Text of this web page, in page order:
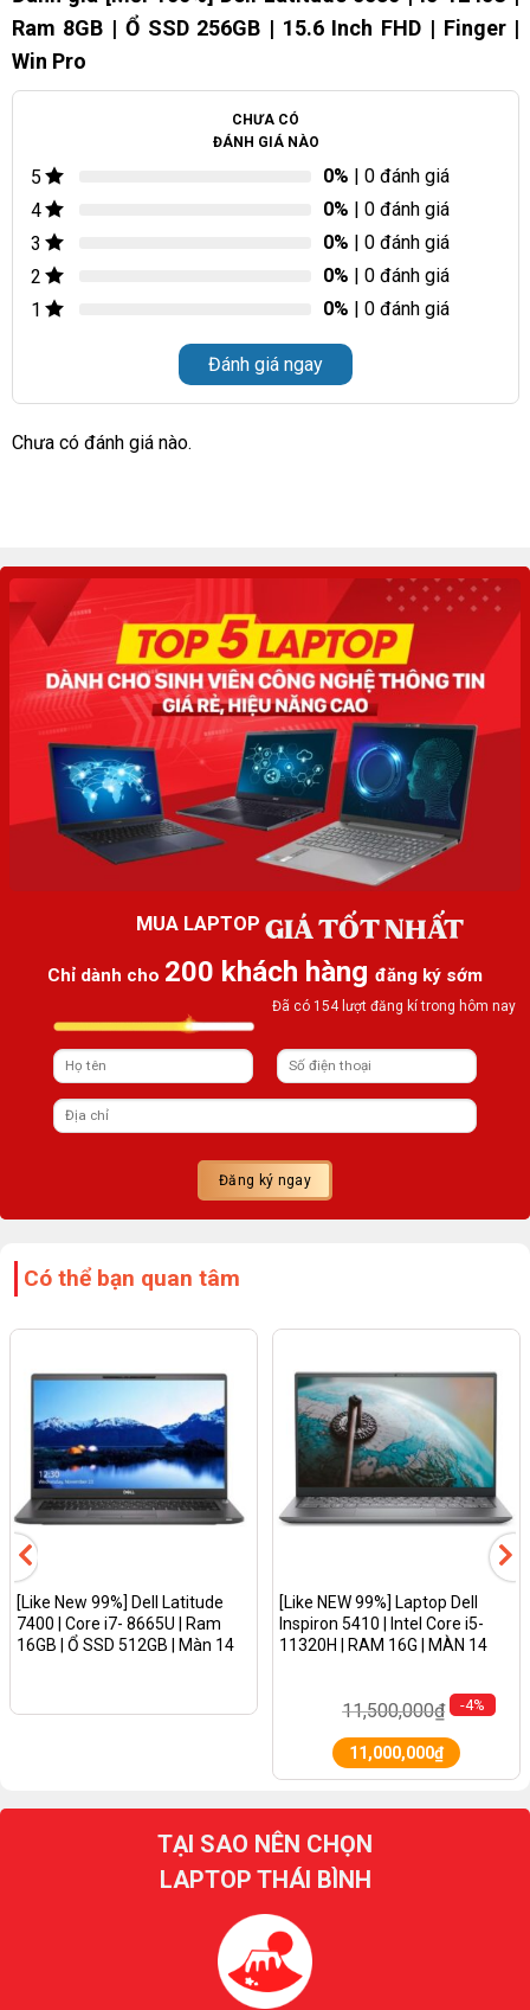
Ram 8GB | Ổ SSD 256GB | 15.6 Inch FHD | Finger |
Win Pro
CHƯA CÓ
ĐÁNH GIÁ NÀO
5 0% | 0 đánh giá
4
0% | 0 đánh giá
3
0% | 0 đánh giá
2
0% | 0 đánh giá
1
0% | 0 đánh giá
Đánh giá ngay
Chưa có đánh giá nào.
MUA LAPTOP GIÁ TỐT NHẤT
Chỉ dành cho 200 khách hàng đăng ký sớm
Đã có 154 lượt đăng kí trong hôm nay
Có thể bạn quan tâm
[Like New 99%] Dell Latitude
7400 | Core i7- 8665U | Ram
16GB | Ổ SSD 512GB | Màn 14
-4%
[Like NEW 99%] Laptop Dell
Inspiron 5410 | Intel Core i5-
11320H | RAM 16G | MÀN 14
11,000,000₫
11,500,000₫
TẠI SAO NÊN CHỌN
LAPTOP THÁI BÌNH